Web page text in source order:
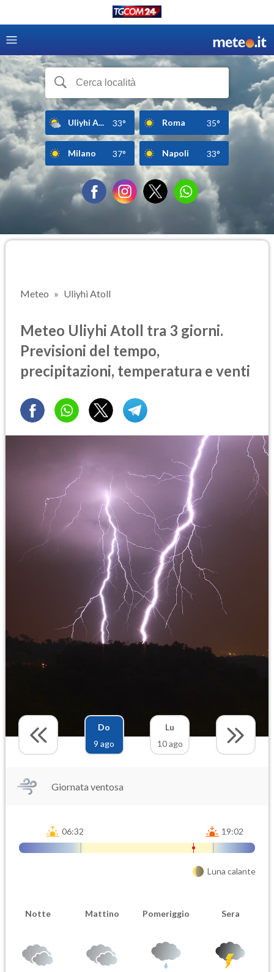
Uliyhi A... 33° Roma 35°
Milano 37° Napoli 33°
Meteo Uliyhi Atoll
Meteo Uliyhi Atoll tra 3 giorni.
Previsioni del tempo,
precipitazioni, temperatura e venti
Do
9 ago
Lu
10 ago
Giornata ventosa
06:32 19:02
Luna calante
Notte Mattino Pomeriggio Sera